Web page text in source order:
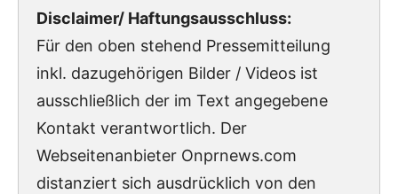
Disclaimer/ Haftungsausschluss:
Für den oben stehend Pressemitteilung
inkl. dazugehörigen Bilder / Videos ist
ausschließlich der im Text angegebene
Kontakt verantwortlich. Der
Webseitenanbieter Onprnews.com
distanziert sich ausdrücklich von den